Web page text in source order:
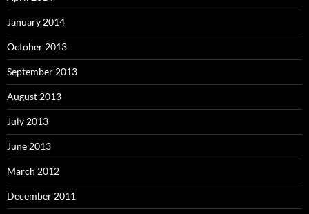
January 2014
October 2013
September 2013
August 2013
July 2013
June 2013
March 2012
December 2011